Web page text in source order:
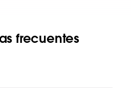
frecuentes